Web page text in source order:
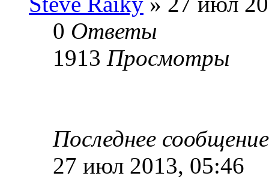
0 Ответы
1913 Просмотры
Последнее
27 июл 2013, 05:46